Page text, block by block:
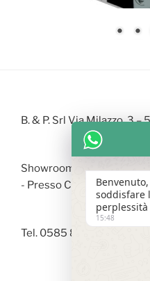
B. & P. Srl Via Milazzo, 3
Showroom Via Arzelà -
- Presso Centro
Tel. 0585 842246 |
soddisfare
perplessità
15:48